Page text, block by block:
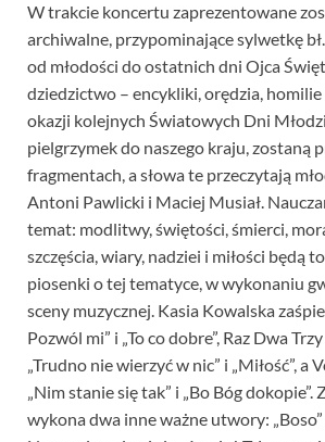
W trakcie koncertu zaprezentowane
archiwalne, przypominające sylwetkę
od młodości do ostatnich dni Ojca
dziedzictwo – encykliki, orędzia,
okazji kolejnych Światowych Dni
pielgrzymek do naszego kraju, zostaną
fragmentach, a słowa te przeczytają
Antoni Pawlicki i Maciej Musiał.
temat: modlitwy, świętości, śmierci,
szczęścia, wiary, nadziei i miłości będą
piosenki o tej tematyce, w wykonaniu
sceny muzycznej. Kasia Kowalska
Pozwól mi” i „To co dobre”, Raz Dwa
„Trudno nie wierzyć w nic” i „Miłość”, a
„Nim stanie się tak” i „Bo Bóg dokopie”.
wykona dwa inne ważne utwory: „Boso”